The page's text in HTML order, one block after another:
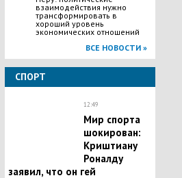
взаимодействия нужно
трансформировать в
хороший уровень
экономических отношений
ВСЕ НОВОСТИ »
СПОРТ
12:49
Мир спорта
шокирован:
Криштиану
Роналду
заявил, что он гей